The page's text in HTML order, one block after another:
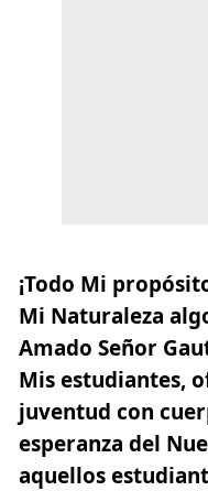
¡Todo Mi
Mi Naturaleza
Amado Señor
Mis estudiantes,
juventud con
esperanza del
aquellos